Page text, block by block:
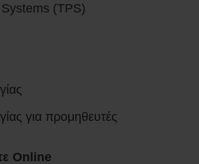
(TPS)
για προμηθευτές
Online